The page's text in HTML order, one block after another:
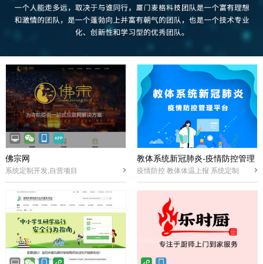
佛宗网
系统定制开发,自营项目
教体系统新冠肺炎-疫情防控管理
平台
疫情防控 教体体温上报 系统定制